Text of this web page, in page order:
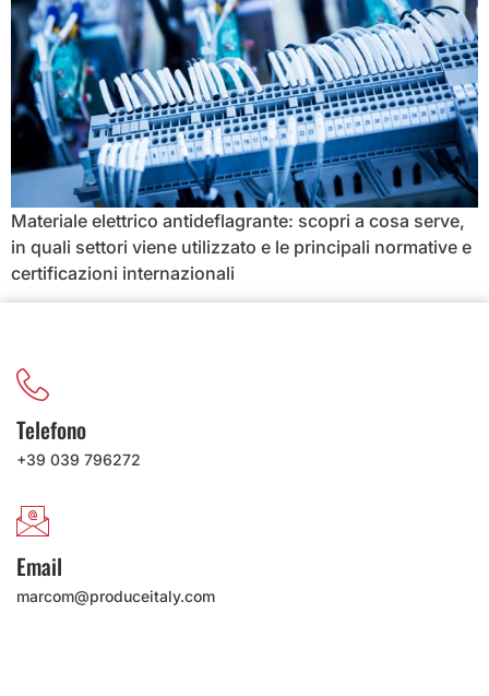
Materiale elettrico antideflagrante: scopri a cosa serve,
in quali settori viene utilizzato e le principali normative e
certificazioni internazionali
Telefono
+39 039 796272
Email
marcom@produceitaly.com